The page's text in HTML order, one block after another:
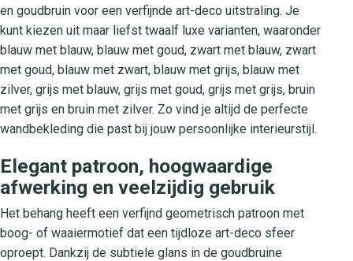
en goudbruin voor een verfijnde art-deco uitstraling. Je
kunt kiezen uit maar liefst twaalf luxe varianten, waaronder
blauw met blauw, blauw met goud, zwart met blauw, zwart
met goud, blauw met zwart, blauw met grijs, blauw met
zilver, grijs met blauw, grijs met goud, grijs met grijs, bruin
met grijs en bruin met zilver. Zo vind je altijd de perfecte
wandbekleding die past bij jouw persoonlijke interieurstijl.
Elegant patroon, hoogwaardige
afwerking en veelzijdig gebruik
Het behang heeft een verfijnd geometrisch patroon met
boog- of waaiermotief dat een tijdloze art-deco sfeer
oproept. Dankzij de subtiele glans in de goudbruine